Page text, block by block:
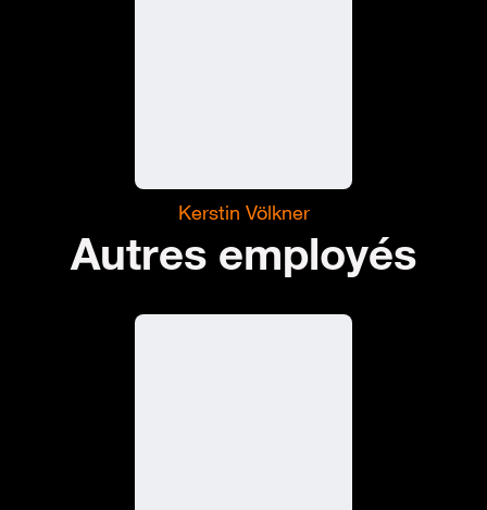
Kerstin Völkner
Autres employés